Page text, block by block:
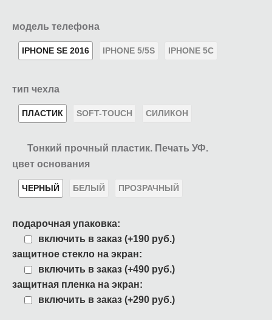
модель телефона
IPHONE SE 2016 IPHONE 5/5S IPHONE 5C
тип чехла
ПЛАСТИК SOFT-TOUCH СИЛИКОН
Тонкий прочный пластик. Печать УФ.
цвет основания
ЧЕРНЫЙ БЕЛЫЙ ПРОЗРАЧНЫЙ
подарочная упаковка:
включить в заказ (+190 руб.)
защитное стекло на экран:
включить в заказ (+490 руб.)
защитная пленка на экран:
включить в заказ (+290 руб.)